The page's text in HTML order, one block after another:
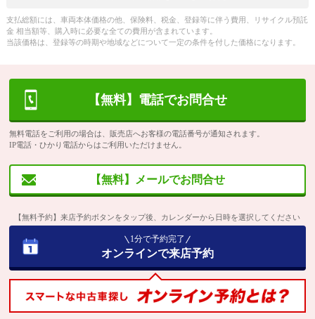
支払総額には、車両本体価格の他、保険料、税金、登録等に伴う費用、リサイクル預託
金 相当額等、購入時に必要な全ての費用が含まれています。
当該価格は、登録等の時期や地域などについて一定の条件を付した価格になります。
【無料】電話でお問合せ
無料電話をご利用の場合は、販売店へお客様の電話番号が通知されます。
IP電話・ひかり電話からはご利用いただけません。
【無料】メールでお問合せ
【無料予約】来店予約ボタンをタップ後、カレンダーから日時を選択してください
1分で予約完了
オンラインで来店予約